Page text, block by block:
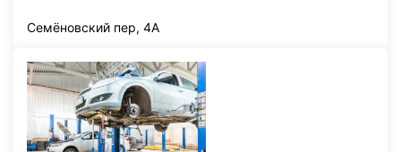
Семёновский пер, 4А